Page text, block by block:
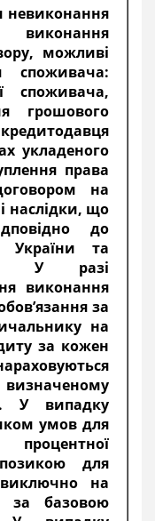
невиконання
можливі
споживача:
споживача,
грошового
укладеного
права
на
наслідки, що
до
України та
У разі
виконання
за
на
за кожен
У випадку
умов для
процентної
для
на
за базовою